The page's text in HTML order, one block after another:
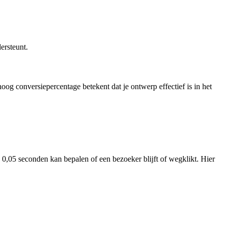
conversiepercentage betekent dat je ontwerp effectief is in het
seconden kan bepalen of een bezoeker blijft of wegklikt. Hier